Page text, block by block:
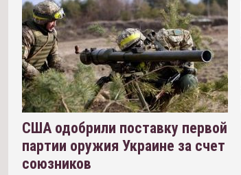
США одобрили поставку первой
партии оружия Украине за счет
союзников